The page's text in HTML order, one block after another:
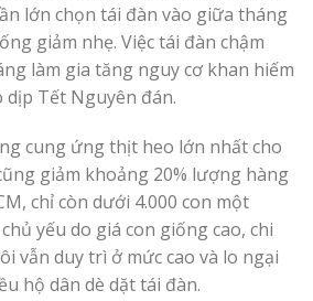
lớn chọn tái đàn vào giữa tháng
giảm nhẹ. Việc tái đàn chậm
làm gia tăng nguy cơ khan hiếm
Tết Nguyên đán.
cung ứng thịt heo lớn nhất cho
giảm khoảng 20% lượng hàng
chỉ còn dưới 4.000 con một
yếu do giá con giống cao, chi
vẫn duy trì ở mức cao và lo ngại
hộ dân dè dặt tái đàn.